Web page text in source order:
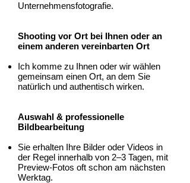
Unternehmensfotografie.
Shooting vor Ort bei Ihnen oder an
einem anderen vereinbarten Ort
Ich komme zu Ihnen oder wir wählen
gemeinsam einen Ort, an dem Sie
natürlich und authentisch wirken.
Auswahl & professionelle
Bildbearbeitung
Sie erhalten Ihre Bilder oder Videos in
der Regel innerhalb von 2–3 Tagen, mit
Preview-Fotos oft schon am nächsten
Werktag.